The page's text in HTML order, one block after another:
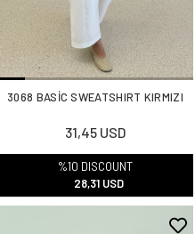
3068 BASİC SWEATSHIRT KIRMIZI
31,45 USD
%10 DISCOUNT
28,31 USD